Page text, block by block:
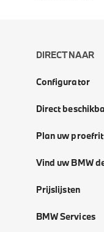
DIRECT NAAR
Configurator
Direct
Plan uw proefrit
Vind uw BMW
Prijslijsten
BMW Services